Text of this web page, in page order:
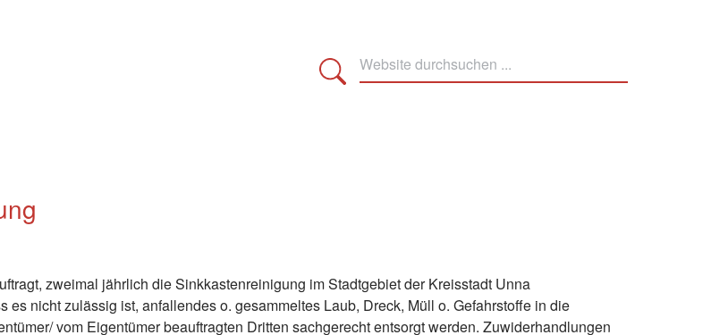
zweimal jährlich die Sinkkastenreinigung im Stadtgebiet der Kreisstadt Unna
nicht zulässig ist, anfallendes o. gesammeltes Laub, Dreck, Müll o. Gefahrstoffe in die
vom Eigentümer beauftragten Dritten sachgerecht entsorgt werden. Zuwiderhandlungen